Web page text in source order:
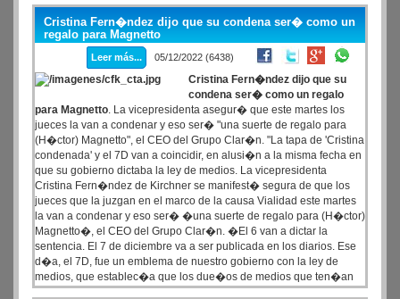
Cristina Fern�ndez dijo que su condena ser� como un
regalo para Magnetto
Leer más... 05/12/2022 (6438)
Cristina Fern�ndez dijo que su
condena ser� como un regalo
para Magnetto. La vicepresidenta asegur� que este martes los
jueces la van a condenar y eso ser� "una suerte de regalo para
(H�ctor) Magnetto", el CEO del Grupo Clar�n. "La tapa de 'Cristina
condenada' y el 7D van a coincidir, en alusi�n a la misma fecha en
que su gobierno dictaba la ley de medios. La vicepresidenta
Cristina Fern�ndez de Kirchner se manifest� segura de que los
jueces que la juzgan en el marco de la causa Vialidad este martes
la van a condenar y eso ser� �una suerte de regalo para (H�ctor)
Magnetto�, el CEO del Grupo Clar�n. �El 6 van a dictar la
sentencia. El 7 de diciembre va a ser publicada en los diarios. Ese
d�a, el 7D, fue un emblema de nuestro gobierno con la ley de
medios, que establec�a que los due�os de medios que ten�an
demasiada concentraci�n medi�tica deb�an desinvertir�, dijo la